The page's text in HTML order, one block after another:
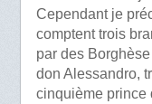
Cependant je
comptent trois
par des
don Alessandro,
cinquième prince